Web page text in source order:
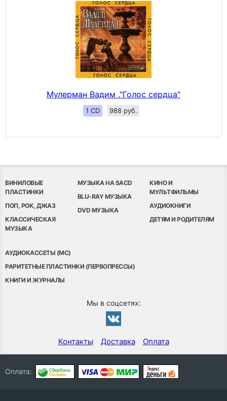
Мулерман Вадим ."Голос сердца"
1 CD 988 руб.
ВИНИЛОВЫЕ
ПЛАСТИНКИ
ПОП, РОК, ДЖАЗ
КЛАССИЧЕСКАЯ
МУЗЫКА
МУЗЫКА НА SACD
BLU-RAY МУЗЫКА
DVD МУЗЫКА
КИНО И
МУЛЬТФИЛЬМЫ
АУДИОКНИГИ
ДЕТЯМ И РОДИТЕЛЯМ
АУДИОКАССЕТЫ (MC)
РАРИТЕТНЫЕ ПЛАСТИНКИ (ПЕРВОПРЕССЫ)
КНИГИ И ЖУРНАЛЫ
Мы в соцсетях:
Контакты Доставка Оплата
Оплата: